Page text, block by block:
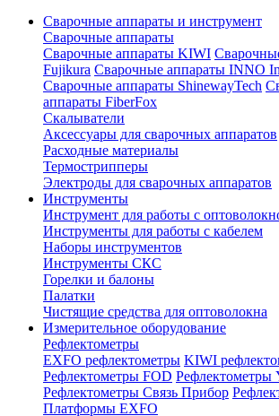
Сварочные аппараты и инструмент
Сварочные аппараты
Сварочные аппараты KIWI
Fujikura Сварочные аппараты INNO
Сварочные аппараты ShinewayTech
аппараты FiberFox
Скалыватели
Аксессуары для сварочных аппаратов
Расходные материалы
Термострипперы
Электроды для сварочных аппаратов
Инструменты
Инструмент для работы с
Инструменты для работы с кабелем
Наборы инструментов
Инструменты СКС
Горелки и балоны
Палатки
Чистящие средства для оптоволокна
Измерительное оборудование
Рефлектометры
EXFO рефлектометры KIWI
Рефлектометры FOD Рефлектометры
Рефлектометры Связь Прибор
Платформы EXFO